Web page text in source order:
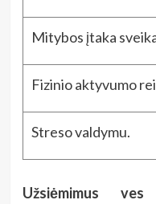
Mitybos įtaka
Fizinio aktyvumo
Streso valdymu.
Užsiėmimus